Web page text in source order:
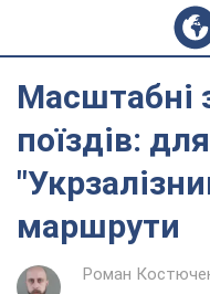
Масштабні
поїздів:
маршрути
Роман